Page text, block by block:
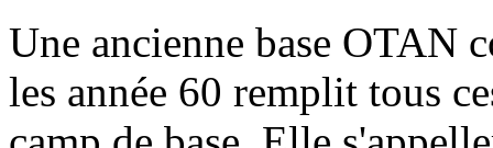
Une ancienne base OTAN
les année 60 remplit tous